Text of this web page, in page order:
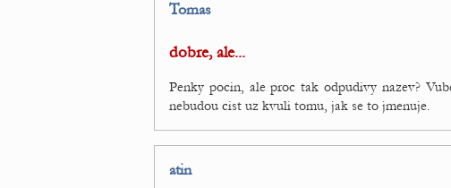
Tomas
dobre, ale...
Penky pocin, ale proc tak odpudivy nazev?
nebudou cist uz kvuli tomu, jak se to jmenuje.
atin